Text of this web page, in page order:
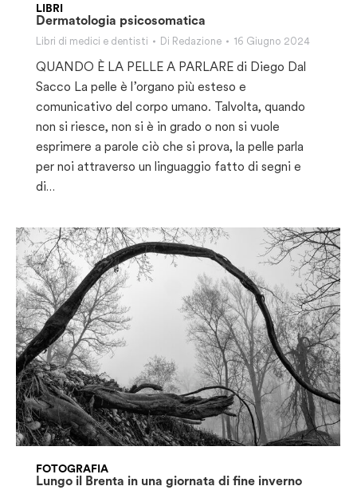
LIBRI
Dermatologia psicosomatica
Libri di medici e dentisti Di Redazione 16 Giugno 2024
QUANDO È LA PELLE A PARLARE di Diego Dal
Sacco La pelle è l’organo più esteso e
comunicativo del corpo umano. Talvolta, quando
non si riesce, non si è in grado o non si vuole
esprimere a parole ciò che si prova, la pelle parla
per noi attraverso un linguaggio fatto di segni e
di…
FOTOGRAFIA
Lungo il Brenta in una giornata di fine inverno